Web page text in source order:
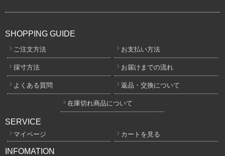
SHOPPING GUIDE
ご注文方法 お支払い方法
採寸方法 お届けまでの流れ
よくある質問 返品・交換について
在庫切れ商品について
SERVICE
マイページ カートを見る
INFOMATION